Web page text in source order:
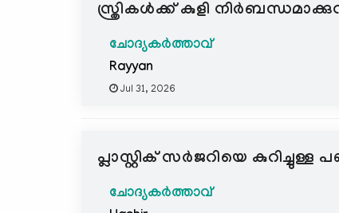
സ്ത്രികൾക്ക് കുളി
ചോദ്യകർത്താവ്
Rayyan
Jul 31, 2026
പ്ലാസ്റ്റിക് സർജറിയെ
ചോദ്യകർത്താവ്